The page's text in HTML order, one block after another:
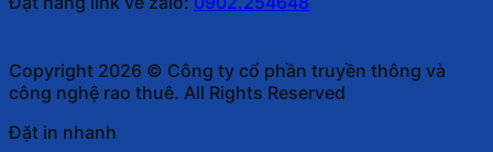
Copyright 2026 © Công ty cổ phần truyền thông và
công nghệ rao thuê. All Rights Reserved
Đặt in nhanh